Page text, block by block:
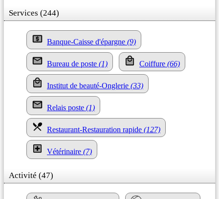
Services (244)
Banque-Caisse d'épargne (9)
Bureau de poste (1) Coiffure (66)
Institut de beauté-Onglerie (33)
Relais poste (1)
Restaurant-Restauration rapide (127)
Vétérinaire (7)
Activité (47)